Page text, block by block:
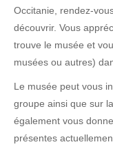
Occitanie, rendez-
découvrir. Vous
trouve le musée et
musées ou autres)
Le musée peut vous
groupe ainsi que sur
également vous
présentes